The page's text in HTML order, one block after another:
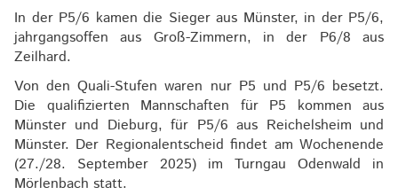
In der P5/6 kamen die Sieger aus Münster, in der P5/6,
jahrgangsoffen aus Groß-Zimmern, in der P6/8 aus
Zeilhard.
Von den Quali-Stufen waren nur P5 und P5/6 besetzt.
Die qualifizierten Mannschaften für P5 kommen aus
Münster und Dieburg, für P5/6 aus Reichelsheim und
Münster. Der Regionalentscheid findet am Wochenende
(27./28. September 2025) im Turngau Odenwald in
Mörlenbach statt.